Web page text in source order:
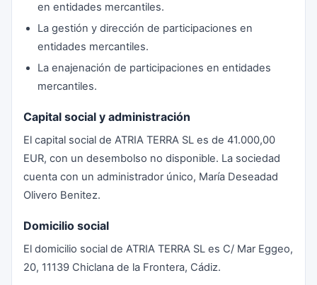
en entidades mercantiles.
La gestión y dirección de participaciones en
entidades mercantiles.
La enajenación de participaciones en entidades
mercantiles.
Capital social y administración
El capital social de ATRIA TERRA SL es de 41.000,00
EUR, con un desembolso no disponible. La sociedad
cuenta con un administrador único, María Deseadad
Olivero Benitez.
Domicilio social
El domicilio social de ATRIA TERRA SL es C/ Mar Eggeo,
20, 11139 Chiclana de la Frontera, Cádiz.